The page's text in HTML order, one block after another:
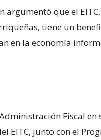
argumentó que el
tiene un
en la economía
Fiscal
EITC, junto con el